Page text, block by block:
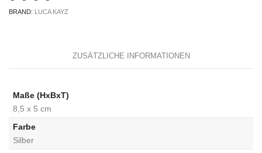
BRAND: LUCA KAYZ
ZUSÄTZLICHE INFORMATIONEN
Maße (HxBxT)
8,5 x 5 cm
Farbe
Silber